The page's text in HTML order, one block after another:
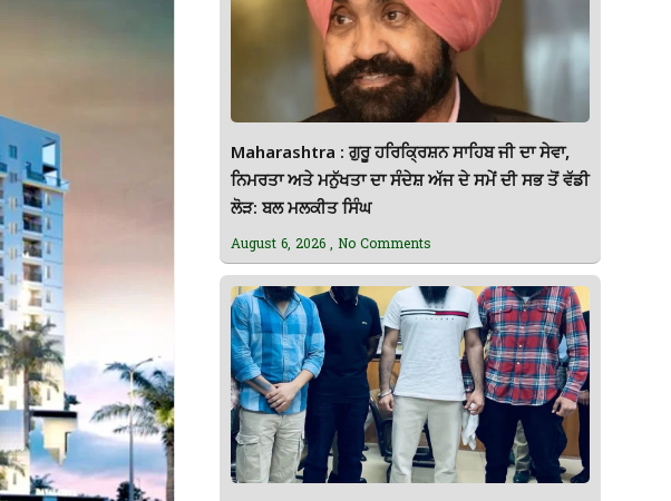
Maharashtra : ਗੁਰੂ ਹਰਿਕ੍ਰਿਸ਼ਨ ਸਾਹਿਬ ਜੀ ਦਾ ਸੇਵਾ,
ਨਿਮਰਤਾ ਅਤੇ ਮਨੁੱਖਤਾ ਦਾ ਸੰਦੇਸ਼ ਅੱਜ ਦੇ ਸਮੇਂ ਦੀ ਸਭ ਤੋਂ ਵੱਡੀ
ਲੋੜ: ਬਲ ਮਲਕੀਤ ਸਿੰਘ
August 6, 2026 No Comments